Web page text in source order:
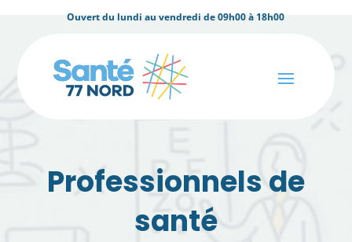
Ouvert du lundi au vendredi de 09h00 à 18h00
Professionnels de
santé